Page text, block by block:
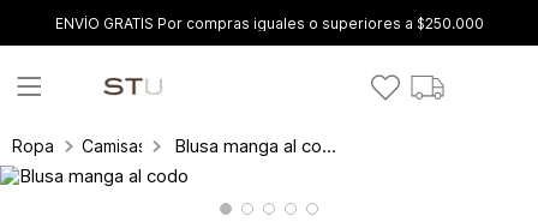
ENVÍO GRATIS Por compras iguales o superiores a $250.000
Ropa Camisas y blusas Blusa manga al codo